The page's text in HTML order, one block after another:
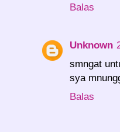
Balas
Unknown
smngat
sya
Balas